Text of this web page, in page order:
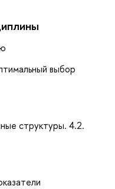
выбор
структуры. 4.2.